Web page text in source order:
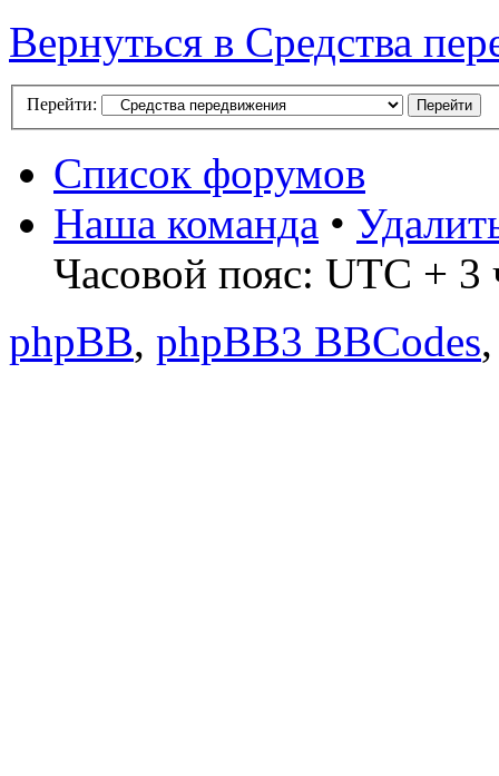
Вернуться в Cредства
Перейти:
Список форумов
Наша команда •
Часовой пояс: UTC + 3
phpBB, phpBB3 BBCodes